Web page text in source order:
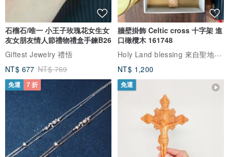
石榴石/唯一 小王子玫瑰花女生女
友女朋友情人節禮物禮盒手鍊B26
Giftest Jewelry 禮悟
NT$ 677 NT$ 769
牆壁掛飾 Celtic cross 十字架 進
口橄欖木 161748
Holy Land blessing 來自聖地的祝福
NT$ 1,200
免運 7 折 免運